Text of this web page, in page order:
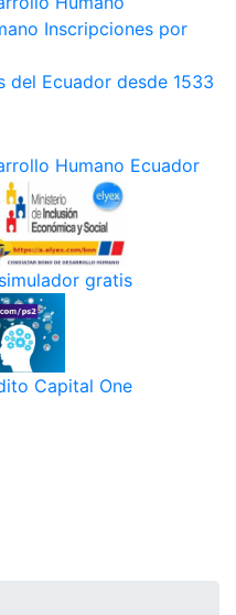
Inscripciones por
del Ecuador desde 1533
Humano Ecuador
gratis
Capital One